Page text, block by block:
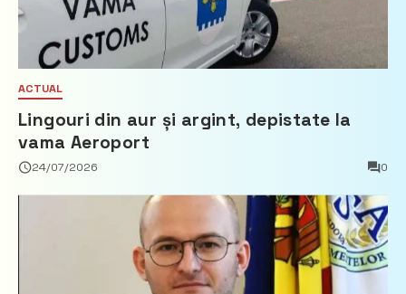
ACTUAL
Lingouri din aur și argint, depistate la
vama Aeroport
24/07/2026 0